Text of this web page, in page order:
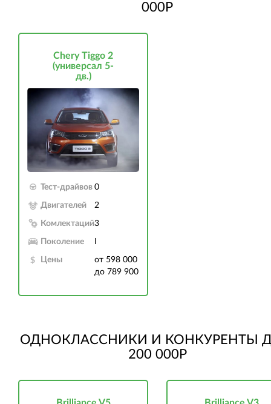
000Р
Chery Tiggo 2
(универсал 5-
дв.)
Тест-драйвов 0
Двигателей 2
Комлектаций3
Поколение
Цены
от 598 000
до 789 900
ОДНОКЛАССНИКИ И КОНКУРЕНТЫ
200 000Р